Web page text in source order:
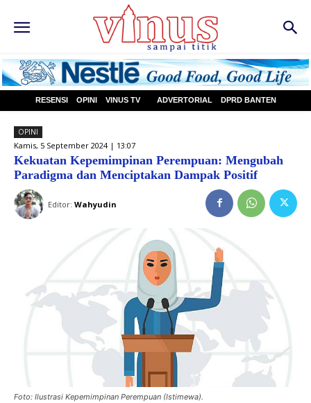
RESENSI OPINI VINUS TV ADVERTORIAL DPRD BANTEN
OPINI
Kamis, 5 September 2024 | 13:07
Kekuatan Kepemimpinan Perempuan: Mengubah
Paradigma dan Menciptakan Dampak Positif
Editor: Wahyudin
Foto: Ilustrasi Kepemimpinan Perempuan (Istimewa).